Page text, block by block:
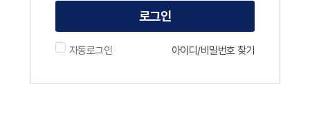
로그인
자동로그인 아이디/비밀번호 찾기